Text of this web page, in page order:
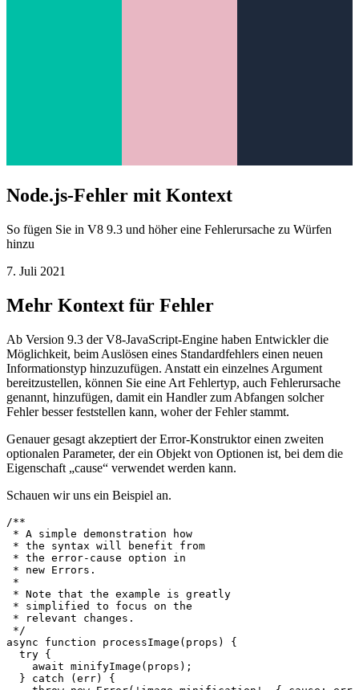
Node.js-Fehler mit Kontext
So fügen Sie in V8 9.3 und höher eine Fehlerursache zu Würfen
7. Juli 2021
Mehr Kontext für Fehler
Ab Version 9.3 der V8-JavaScript-Engine haben Entwickler die
Möglichkeit, beim Auslösen eines Standardfehlers einen neuen
Informationstyp hinzuzufügen. Anstatt ein einzelnes Argument
genannt, hinzufügen, damit ein Handler zum Abfangen solcher
Fehler besser feststellen kann, woher der Fehler stammt.
optionalen Parameter, der ein Objekt von Optionen ist, bei dem die
Schauen wir uns ein Beispiel an.
/**
* A simple demonstration how
* the syntax will benefit from
* the error-cause option in
* new Errors.
*
* Note that the example is greatly
* simplified to focus on the
* relevant changes.
*/
async function processImage(props) {